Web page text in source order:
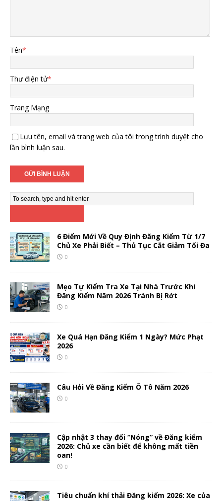
Tên*
Thư điện tử*
Trang Mạng
Lưu tên, email và trang web của tôi trong trình duyệt cho
lần bình luận sau.
6 Điểm Mới Về Quy Định Đăng Kiểm Từ 1/7
Chủ Xe Phải Biết – Thủ Tục Cắt Giảm Tối Đa
0
Mẹo Tự Kiểm Tra Xe Tại Nhà Trước Khi
Đăng Kiểm Năm 2026 Tránh Bị Rớt
0
Xe Quá Hạn Đăng Kiểm 1 Ngày? Mức Phạt
2026
0
Câu Hỏi Về Đăng Kiểm Ô Tô Năm 2026
0
Cập nhật 3 thay đổi “Nóng” về Đăng kiểm
2026: Chủ xe cần biết để không mất tiền
oan!
0
Tiêu chuẩn khí thải Đăng kiểm 2026: Xe của